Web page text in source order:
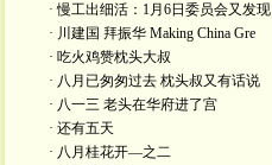
· 慢工出细活：1月6日委员会又发现
· 川建国 拜振华 Making China Gre
· 吃火鸡赞枕头大叔
· 八月已匆匆过去 枕头叔又有话说
· 八一三 老头在华府进了宫
· 还有五天
· 八月桂花开—之二